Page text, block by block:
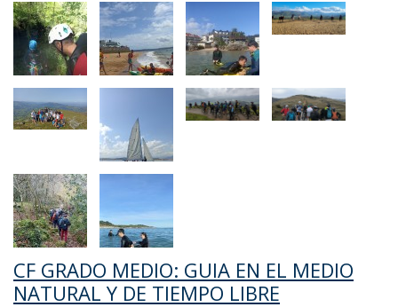
CF GRADO MEDIO: GUIA EN EL MEDIO
NATURAL Y DE TIEMPO LIBRE